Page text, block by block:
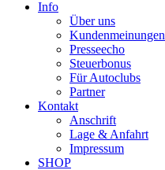
Info
Über uns
Kundenmeinungen
Presseecho
Steuerbonus
Für Autoclubs
Partner
Kontakt
Anschrift
Lage & Anfahrt
Impressum
SHOP